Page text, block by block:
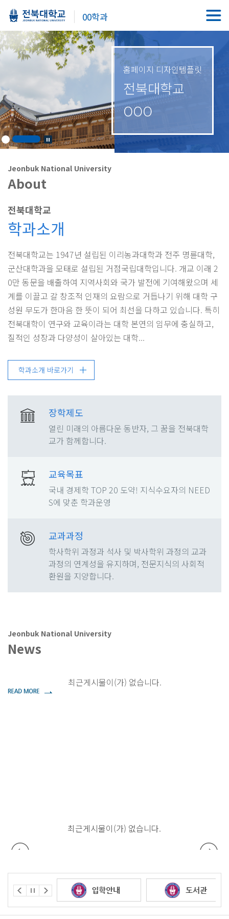
00학과
홈페이지 디자인템플릿
전북대학교
OOO
Jeonbuk National University
About
전북대학교
학과소개
전북대학교는 1947년 설립된 이리농과대학과 전주 명륜대학,
군산대학과을 모태로 설립된 거점국립대학입니다. 개교 이래 2
0만 동문을 배출하여 지역사회와 국가 발전에 기여해왔으며 세
계를 이끌고 갈 창조적 인재의 요람으로 거듭나기 위해 대학 구
성원 무도가 한마음 한 뜻이 되어 최선을 다하고 있습니다. 특히
전북대학이 연구와 교육이라는 대학 본연의 임무에 충실하고,
질적인 성장과 다양성이 살아있는 대학...
학과소개 바로가기
장학제도
열린 미래의 아름다운 동반자, 그 꿈을 전북대학
교가 함께합니다.
교육목표
국내 경제학 TOP 20 도약! 지식수요자의 NEED
S에 맞춘 학과운영
교과과정
학사학위 과정과 석사 및 박사학위 과정의 교과
과정의 연계성을 유지하며, 전문지식의 사회적
환원을 지양합니다.
Jeonbuk National University
News
최근게시물이(가) 없습니다.
최근게시물이(가) 없습니다.